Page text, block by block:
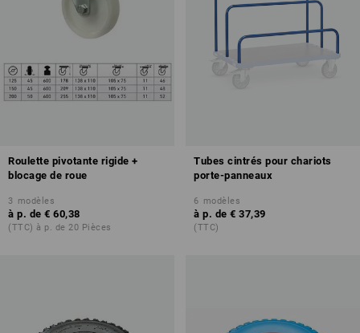
Roulette pivotante rigide +
blocage de roue
3 modèles
à p. de € 60,38
(TTC) à p. de 20 Pièces
Tubes cintrés pour chariots
porte-panneaux
6 modèles
à p. de € 37,39
(TTC)